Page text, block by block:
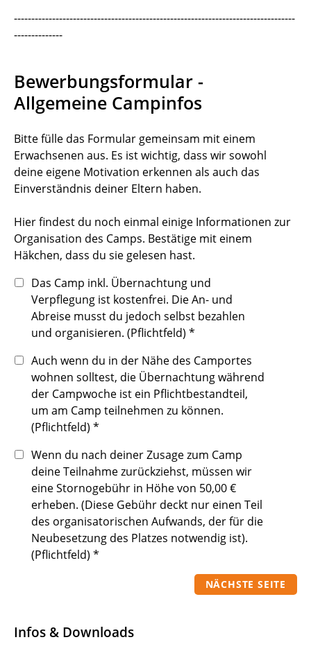
---------------------------------------------------------------------------------
--------------
Bewerbungsformular -
Allgemeine Campinfos
Bitte fülle das Formular gemeinsam mit einem
Erwachsenen aus. Es ist wichtig, dass wir sowohl
deine eigene Motivation erkennen als auch das
Einverständnis deiner Eltern haben.
Hier findest du noch einmal einige Informationen zur
Organisation des Camps. Bestätige mit einem
Häkchen, dass du sie gelesen hast.
Das Camp inkl. Übernachtung und
Verpflegung ist kostenfrei. Die An- und
Abreise musst du jedoch selbst bezahlen
und organisieren. (Pflichtfeld) *
Auch wenn du in der Nähe des Camportes
wohnen solltest, die Übernachtung während
der Campwoche ist ein Pflichtbestandteil,
um am Camp teilnehmen zu können.
(Pflichtfeld) *
Wenn du nach deiner Zusage zum Camp
deine Teilnahme zurückziehst, müssen wir
eine Stornogebühr in Höhe von 50,00 €
erheben. (Diese Gebühr deckt nur einen Teil
des organisatorischen Aufwands, der für die
Neubesetzung des Platzes notwendig ist).
(Pflichtfeld) *
NÄCHSTE SEITE
Infos & Downloads